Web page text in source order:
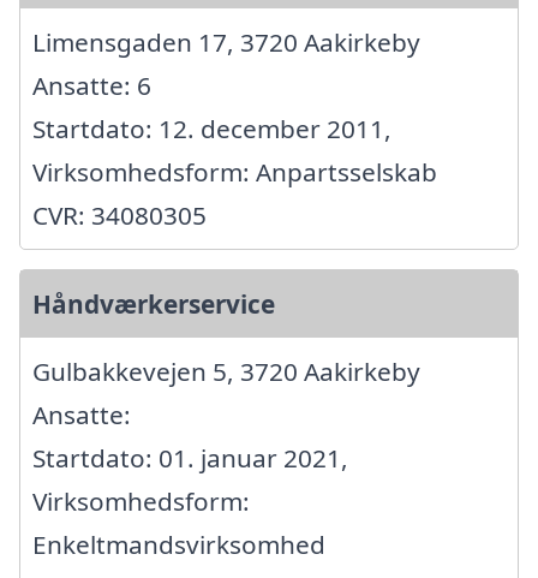
Limensgaden 17, 3720 Aakirkeby
Ansatte: 6
Startdato: 12. december 2011,
Virksomhedsform: Anpartsselskab
CVR: 34080305
Håndværkerservice
Gulbakkevejen 5, 3720 Aakirkeby
Ansatte:
Startdato: 01. januar 2021,
Virksomhedsform:
Enkeltmandsvirksomhed